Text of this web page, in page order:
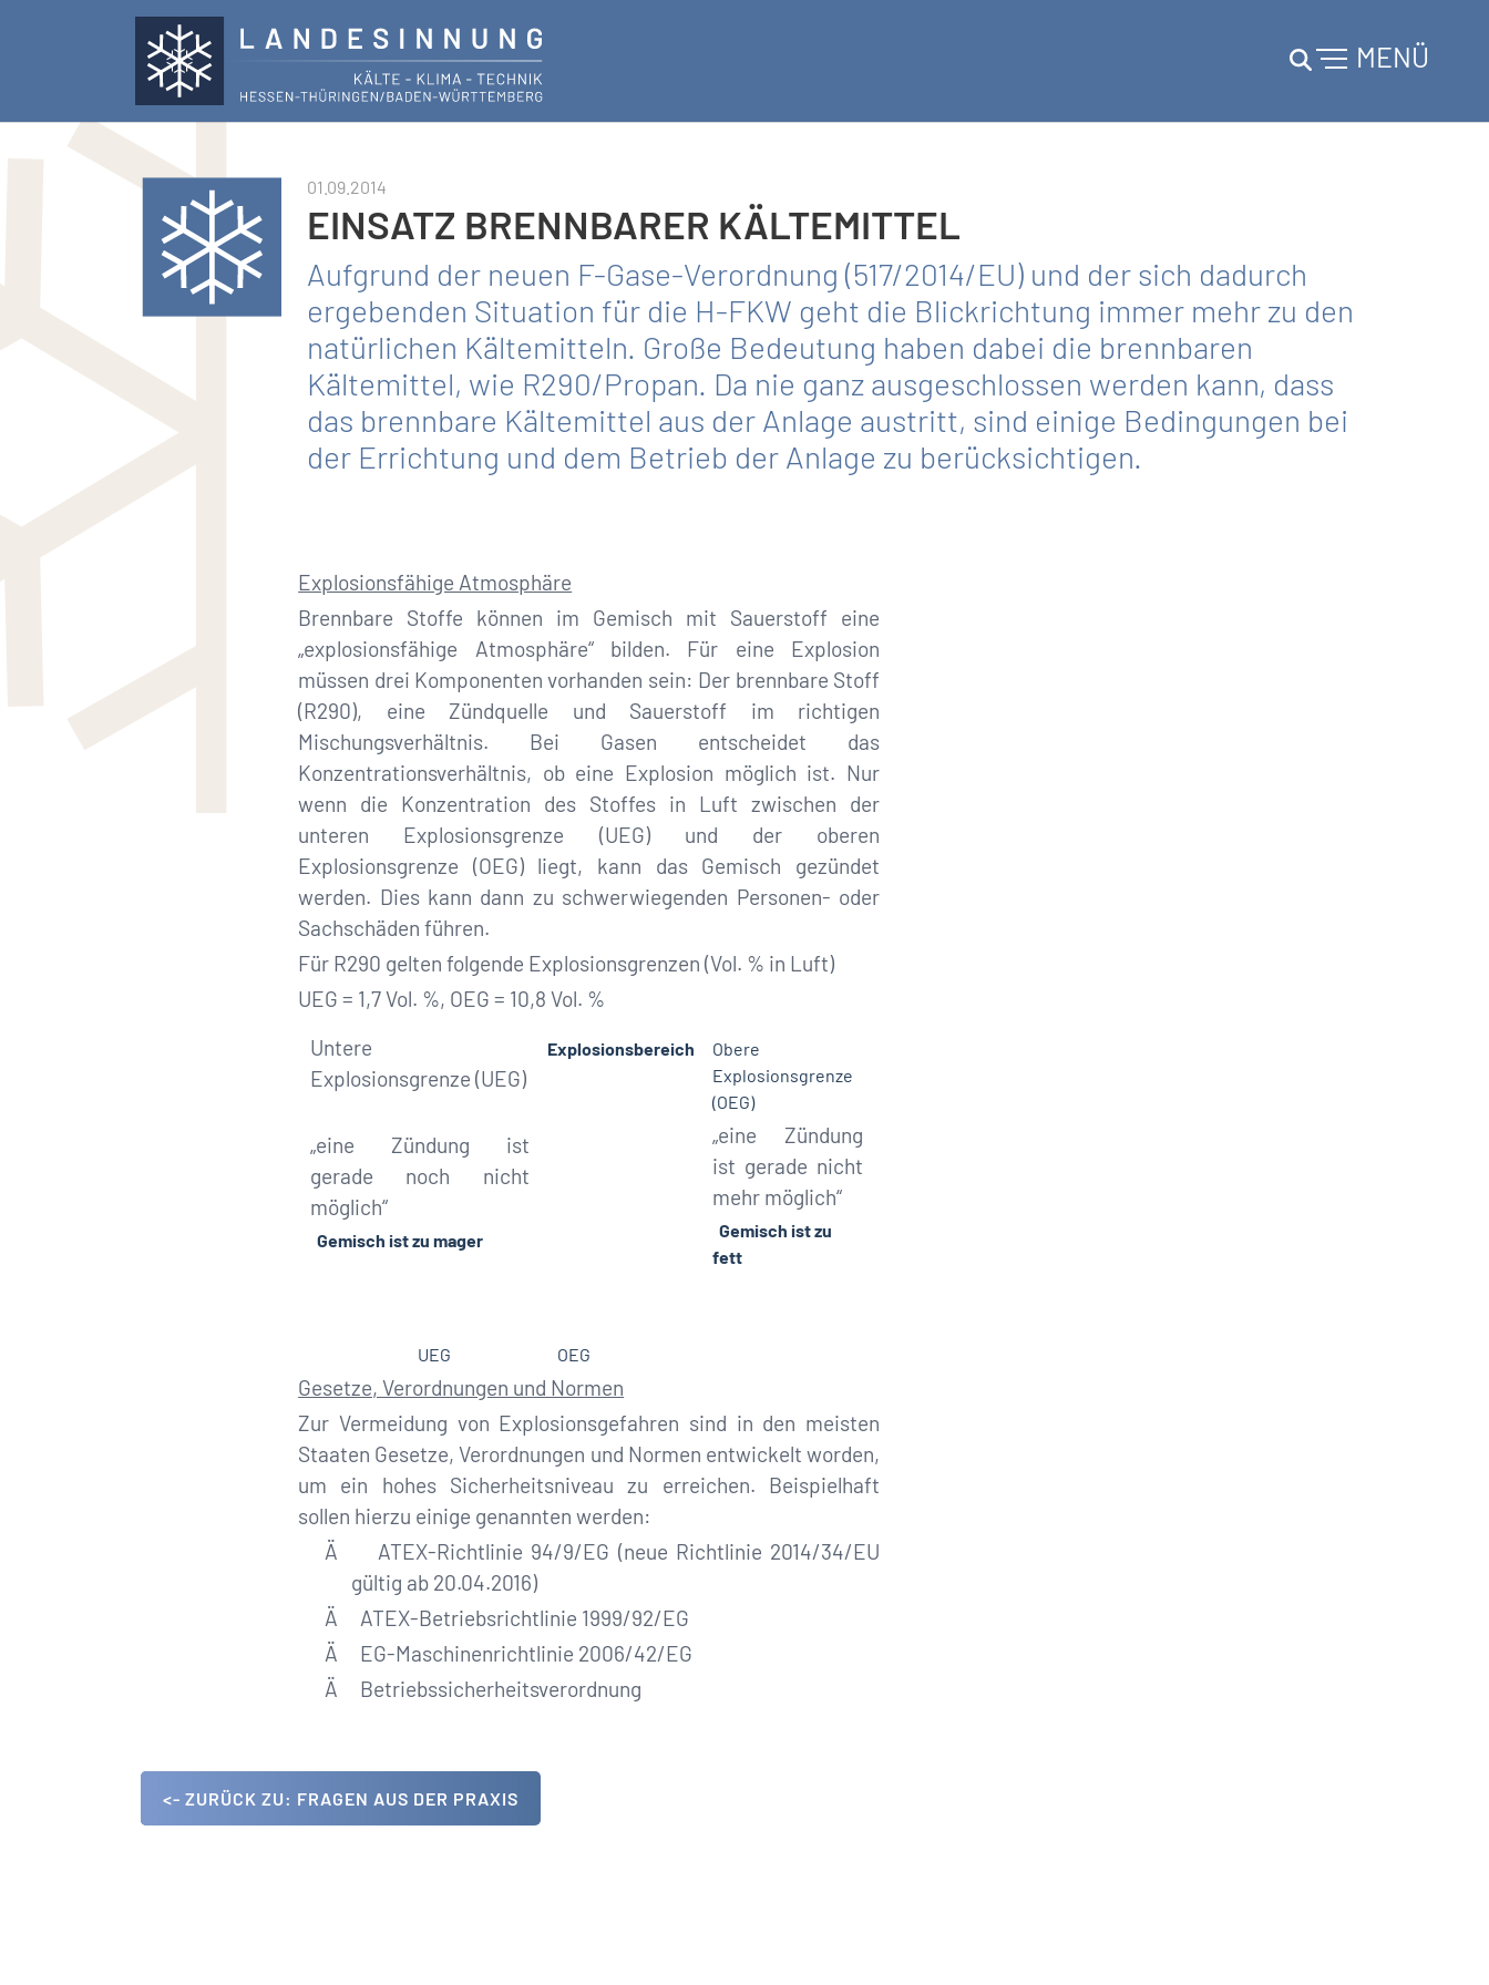
Skip to main content
MENÜ
01.09.2014
EINSATZ BRENNBARER KÄLTEMITTEL
Aufgrund der neuen F-Gase-Verordnung (517/2014/EU) und der sich dadurch
ergebenden Situation für die H-FKW geht die Blickrichtung immer mehr zu den
natürlichen Kältemitteln. Große Bedeutung haben dabei die brennbaren
Kältemittel, wie R290/Propan. Da nie ganz ausgeschlossen werden kann, dass
das brennbare Kältemittel aus der Anlage austritt, sind einige Bedingungen bei
der Errichtung und dem Betrieb der Anlage zu berücksichtigen.
Explosionsfähige Atmosphäre
Brennbare Stoffe können im Gemisch mit Sauerstoff eine
„explosionsfähige Atmosphäre“ bilden. Für eine Explosion
müssen drei Komponenten vorhanden sein: Der brennbare Stoff
(R290), eine Zündquelle und Sauerstoff im richtigen
Mischungsverhältnis. Bei Gasen entscheidet das
Konzentrationsverhältnis, ob eine Explosion möglich ist. Nur
wenn die Konzentration des Stoffes in Luft zwischen der
unteren Explosionsgrenze (UEG) und der oberen
Explosionsgrenze (OEG) liegt, kann das Gemisch gezündet
werden. Dies kann dann zu schwerwiegenden Personen- oder
Sachschäden führen.
Für R290 gelten folgende Explosionsgrenzen (Vol. % in Luft)
UEG = 1,7 Vol. %, OEG = 10,8 Vol. %
Untere
Explosionsgrenze (UEG)
„eine Zündung ist
gerade noch nicht
möglich“
Gemisch ist zu mager
Explosionsbereich
Obere
Explosionsgrenze
(OEG)
„eine Zündung
ist gerade nicht
mehr möglich“
Gemisch ist zu
fett
UEG OEG
Gesetze, Verordnungen und Normen
Zur Vermeidung von Explosionsgefahren sind in den meisten
Staaten Gesetze, Verordnungen und Normen entwickelt worden,
um ein hohes Sicherheitsniveau zu erreichen. Beispielhaft
sollen hierzu einige genannten werden:
Ä ATEX-Richtlinie 94/9/EG (neue Richtlinie 2014/34/EU
gültig ab 20.04.2016)
Ä ATEX-Betriebsrichtlinie 1999/92/EG
Ä EG-Maschinenrichtlinie 2006/42/EG
Ä Betriebssicherheitsverordnung
<- ZURÜCK ZU: FRAGEN AUS DER PRAXIS